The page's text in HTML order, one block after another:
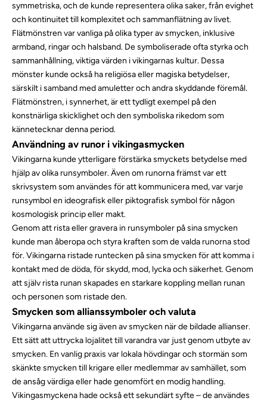
symmetriska, och de kunde representera olika saker, från evighet
och kontinuitet till komplexitet och sammanflätning av livet.
Flätmönstren var vanliga på olika typer av smycken, inklusive
armband, ringaroch halsband. De symboliserade ofta styrka och
sammanhållning, viktiga värden i vikingarnas kultur. Dessa
mönster kunde också ha religiösa eller magiska betydelser,
särskilt i samband medamuletteroch andra skyddande föremål.
Flätmönstren, i synnerhet, är ett tydligt exempel på den
konstnärliga skicklighet och den symboliska rikedom som
kännetecknar denna period.
Användning av runor i vikingasmycken
Vikingarna kunde ytterligare förstärka smyckets betydelse med
hjälp av olika runsymboler. Även om runornafrämst var ett
skrivsystem som användes för att kommunicera med, var varje
runsymbol en ideografiskeller piktografisksymbol för någon
kosmologisk princip eller makt.
Genom att rista eller gravera in runsymboler på sina smycken
kunde man åberopa och styra kraften som de valda runorna stod
för. Vikingarna ristade runtecken på sina smycken för att komma i
kontakt med de döda, för skydd, mod, lycka och säkerhet. Genom
att själv rista runan skapades en starkare koppling mellan runan
och personen som ristade den.
Smycken som allianssymboler och valuta
Vikingarna använde sig även av smycken när de bildade allianser.
Ett sätt att uttrycka lojalitet till varandra var just genom utbyte av
smycken. En vanlig praxis var lokala hövdingaroch stormän som
skänkte smycken till krigare eller medlemmar av samhället, som
de ansåg värdiga eller hade genomfört en modig handling.
Vikingasmyckena hade också ett sekundärt syfte – de användes